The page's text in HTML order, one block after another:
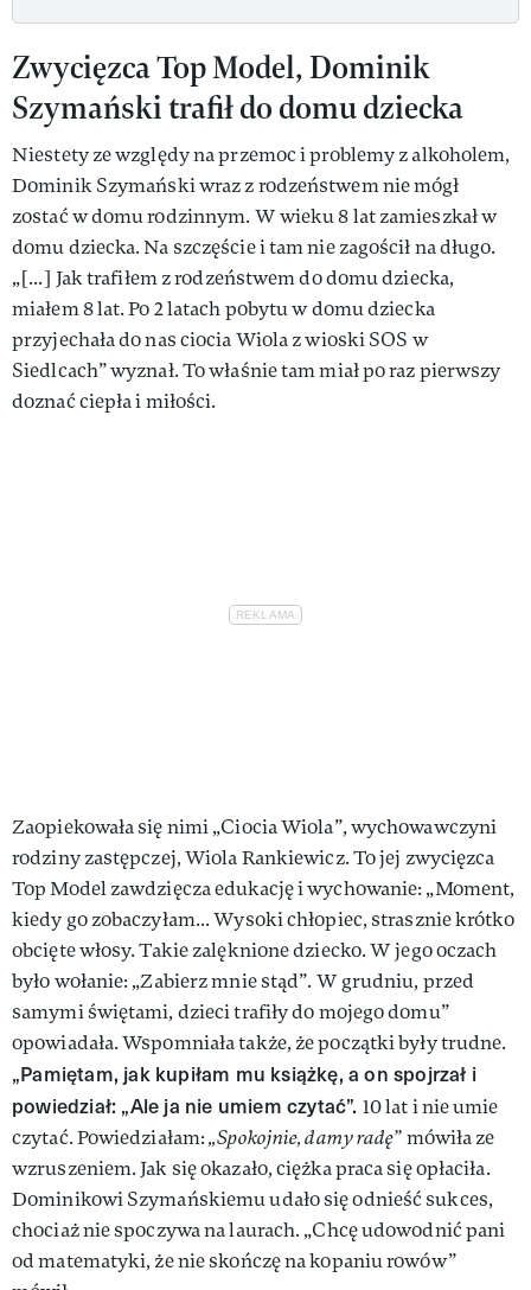
Zwycięzca Top Model, Dominik
Szymański trafił do domu dziecka
Niestety ze względy na przemoc i problemy z alkoholem,
Dominik Szymański wraz z rodzeństwem nie mógł
zostać w domu rodzinnym. W wieku 8 lat zamieszkał w
domu dziecka. Na szczęście i tam nie zagościł na długo.
„[...] Jak trafiłem z rodzeństwem do domu dziecka,
miałem 8 lat. Po 2 latach pobytu w domu dziecka
przyjechała do nas ciocia Wiola z wioski SOS w
Siedlcach” wyznał. To właśnie tam miał po raz pierwszy
doznać ciepła i miłości.
Zaopiekowała się nimi „Ciocia Wiola”, wychowawczyni
rodziny zastępczej, Wiola Rankiewicz. To jej zwycięzca
Top Model zawdzięcza edukację i wychowanie: „Moment,
kiedy go zobaczyłam... Wysoki chłopiec, strasznie krótko
obcięte włosy. Takie zalęknione dziecko. W jego oczach
było wołanie: „Zabierz mnie stąd”. W grudniu, przed
samymi świętami, dzieci trafiły do mojego domu”
opowiadała. Wspomniała także, że początki były trudne.
„Pamiętam, jak kupiłam mu książkę, a on spojrzał i
powiedział: „Ale ja nie umiem czytać”. 10 lat i nie umie
czytać. Powiedziałam:„Spokojnie, damy radę”mówiła ze
wzruszeniem. Jak się okazało, ciężka praca się opłaciła.
Dominikowi Szymańskiemu udało się odnieść sukces,
chociaż nie spoczywa na laurach. „Chcę udowodnić pani
od matematyki, że nie skończę na kopaniu rowów”